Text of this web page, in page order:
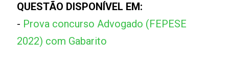
QUESTÃO DISPONÍVEL EM:
- Prova concurso Advogado (FEPESE
2022) com Gabarito